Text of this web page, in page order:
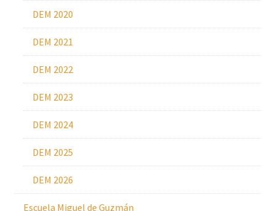
DEM 2020
DEM 2021
DEM 2022
DEM 2023
DEM 2024
DEM 2025
DEM 2026
Escuela Miguel de Guzmán